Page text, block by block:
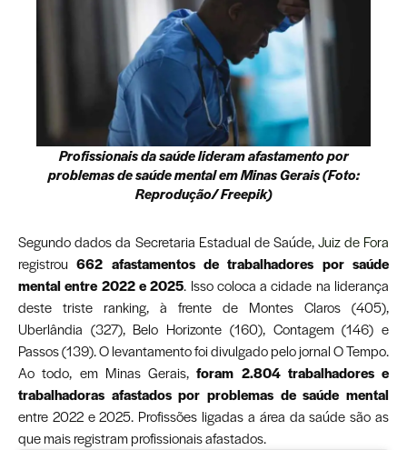
Profissionais da saúde lideram afastamento por
problemas de saúde mental em Minas Gerais (Foto:
Reprodução/ Freepik)
Segundo dados da Secretaria Estadual de Saúde,Juiz de Fora
registrou662 afastamentos de trabalhadores por saúde
mental entre 2022 e 2025. Isso coloca a cidade na liderança
deste triste ranking, à frente de Montes Claros (405),
Uberlândia (327), Belo Horizonte (160), Contagem (146) e
Passos (139). O levantamento foi divulgado pelo jornal O Tempo.
Ao todo, em Minas Gerais,foram 2.804 trabalhadores e
trabalhadoras afastados por problemas de saúde mental
entre 2022 e 2025. Profissões ligadas a área da saúde são as
que mais registram profissionais afastados.